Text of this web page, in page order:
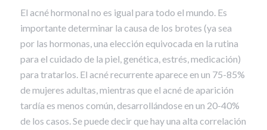
El acné hormonal no es igual para todo el mundo. Es
importante determinar la causa de los brotes (ya sea
por las hormonas, una elección equivocada en la rutina
para el cuidado de la piel, genética, estrés, medicación)
para tratarlos. El acné recurrente aparece en un 75-85%
de mujeres adultas, mientras que el acné de aparición
tardía es menos común, desarrollándose en un 20-40%
de los casos. Se puede decir que hay una alta correlación